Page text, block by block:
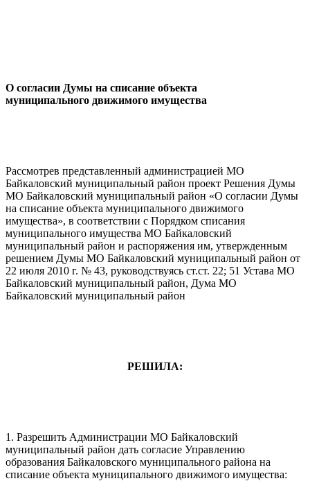
О согласии Думы на списание объекта
муниципального движимого имущества
Рассмотрев представленный администрацией МО
Байкаловский муниципальный район проект Решения Думы
МО Байкаловский муниципальный район «О согласии Думы
на списание объекта муниципального движимого
имущества», в соответствии с Порядком списания
муниципального имущества МО Байкаловский
муниципальный район и распоряжения им, утвержденным
решением Думы МО Байкаловский муниципальный район от
22 июля 2010 г. № 43, руководствуясь ст.ст. 22; 51 Устава МО
Байкаловский муниципальный район, Дума МО
Байкаловский муниципальный район
РЕШИЛА:
1. Разрешить Администрации МО Байкаловский
муниципальный район дать согласие Управлению
образования Байкаловского муниципального района на
списание объекта муниципального движимого имущества: